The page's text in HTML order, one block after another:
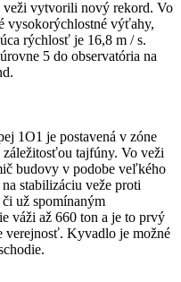
vytvorili nový rekord. Vo
vysokorýchlostné výťahy,
rýchlosť je 16,8 m / s.
5 do observatória na
1O1 je postavená v zóne
záležitosťou tajfúny. Vo veži
budovy v podobe veľkého
stabilizáciu veže proti
už spomínaným
váži až 660 ton a je to prvý
verejnosť. Kyvadlo je možné